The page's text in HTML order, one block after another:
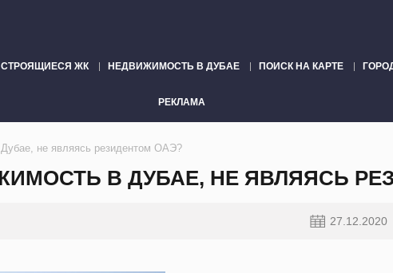
СТРОЯЩИЕСЯ ЖК НЕДВИЖИМОСТЬ В ДУБАЕ ПОИСК НА КАРТЕ
РЕКЛАМА
не являясь резидентом ОАЭ?
В ДУБАЕ, НЕ ЯВЛЯЯСЬ
27.12.2020